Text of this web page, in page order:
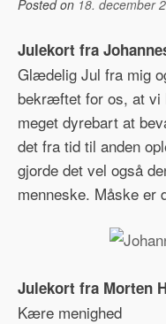
Posted on 18. december
Julekort fra
Glædelig Jul fra mig
bekræftet for os, at vi
meget dyrebart at
det fra tid til anden
gjorde det vel også
menneske. Måske er
Julekort fra Morten
Kære menighed